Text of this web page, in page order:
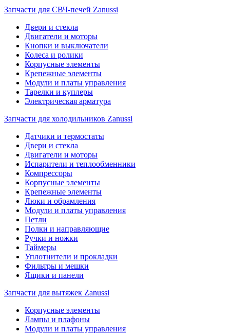
Запчасти для СВЧ-печей Zanussi
Двери и стекла
Двигатели и моторы
Кнопки и выключатели
Колеса и ролики
Корпусные элементы
Крепежные элементы
Модули и платы управления
Тарелки и куплеры
Электрическая арматура
Запчасти для холодильников Zanussi
Датчики и термостаты
Двери и стекла
Двигатели и моторы
Испарители и теплообменники
Компрессоры
Корпусные элементы
Крепежные элементы
Люки и обрамления
Модули и платы управления
Петли
Полки и направляющие
Ручки и ножки
Таймеры
Уплотнители и прокладки
Фильтры и мешки
Ящики и панели
Запчасти для вытяжек Zanussi
Корпусные элементы
Лампы и плафоны
Модули и платы управления